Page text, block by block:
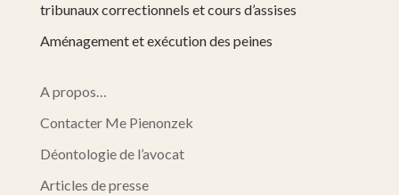
tribunaux correctionnels et cours d’assises
Aménagement et exécution des peines
A propos…
Contacter Me Pienonzek
Déontologie de l’avocat
Articles de presse